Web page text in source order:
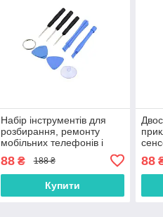
Набір інструментів для
розбирання, ремонту
мобільних телефонів і
88₴ 188 ₴
Купити
88